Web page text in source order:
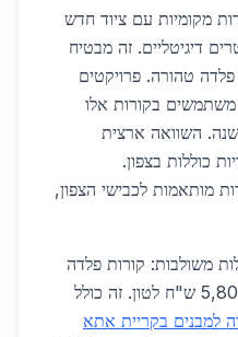
מקומיות עם ציוד חדש
דיגיטליים. זה מבטיח
הרכב כימי מדויק של 98.5% פלדה טהורה. פרויקטים
משתמשים בקורות אלו
בהצלחה, עם אחריות של 25 שנה. השוואה ארצית
של 18% בעלויות כוללות בצפון.
מותאמות לכבישי הצפון,
משולבות: קורות פלדה
עם בולטים וציפויים, במחיר 5,800 ש"ח לטון. זה כולל
למבנים בקריית אתא